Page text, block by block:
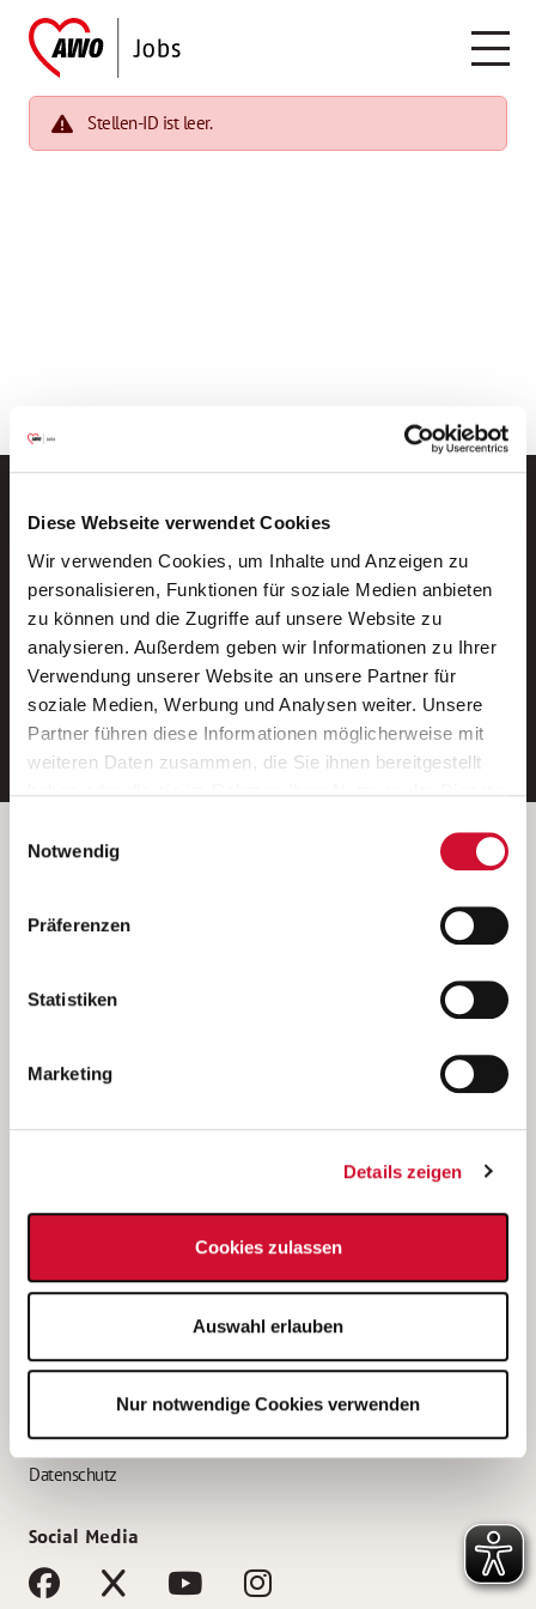
Diese Webseite verwendet Cookies
Wir verwenden Cookies, um Inhalte und Anzeigen zu
personalisieren, Funktionen für soziale Medien anbieten
zu können und die Zugriffe auf unsere Website zu
analysieren. Außerdem geben wir Informationen zu Ihrer
Verwendung unserer Website an unsere Partner für
soziale Medien, Werbung und Analysen weiter. Unsere
Partner führen diese Informationen möglicherweise mit
weiteren Daten zusammen, die Sie ihnen bereitgestellt
Wenn Sie auf „Cookies zulassen“ klicken, so stimmen
Sie der Speicherung sämtlicher Cookies zu. Sie können
Ihre Einwilligung selbstverständlich jederzeit widerrufen,
indem Sie die Cookie-Einstellungen aufrufen und diese
unsererDatenschutzerklärung
Notwendig
Präferenzen
Statistiken
Marketing
Details zeigen
Cookies zulassen
Auswahl erlauben
Nur notwendige Cookies verwenden
Stellen-ID ist leer.
Neue Stellen per E-Mail.
Ein kostenloser Service von AWO
Jobs.
E-Mail-Adresse eintragen
Betreiber der Webseite
Kantstraße 45a
(Ein Tochterunternehmen des AWO Bezirksverbandes Unterfranken
e.V.)
Bewerbung als Altenpflegehelfer*in
Bewerbung als Erzieher*in
AWO Gliederungen nach Bundesland
Impressum
Datenschutz
Social Media